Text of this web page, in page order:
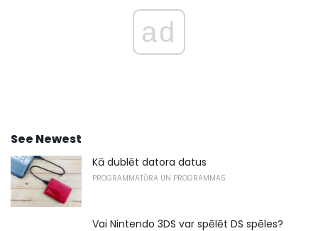
ad
See Newest
Kā dublēt datora datus
PROGRAMMATŪRA UN PROGRAMMAS
Vai Nintendo 3DS var spēlēt DS spēles?